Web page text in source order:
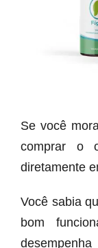
Se você
comprar o
diretamente
Você sabia
bom